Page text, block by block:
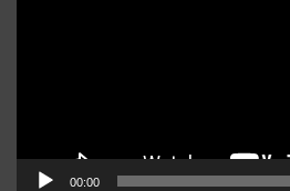
00:00